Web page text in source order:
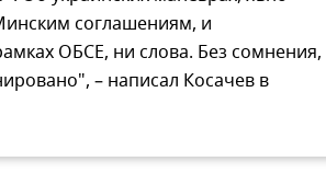
соглашениям, и
ОБСЕ, ни слова. Без сомнения,
– написал Косачев в